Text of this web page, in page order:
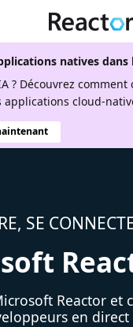
natives dans
? Découvrez
applications cloud-
SE
Reactor et
en direct